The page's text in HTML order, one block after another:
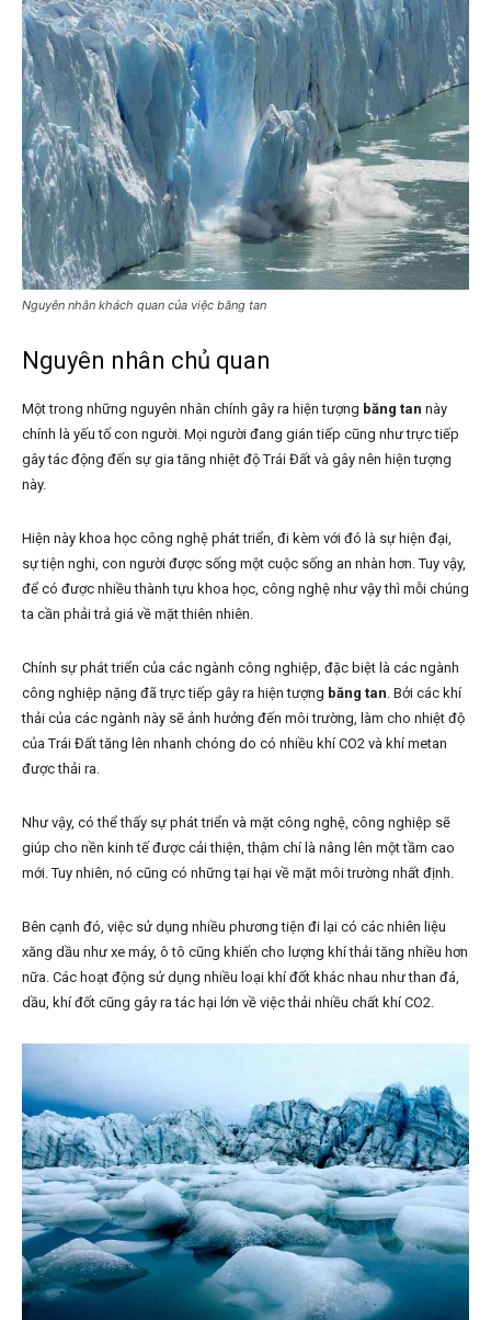
Nguyên nhân khách quan của việc băng tan
Nguyên nhân chủ quan
Một trong những nguyên nhân chính gây ra hiện tượng băng tan này
chính là yếu tố con người. Mọi người đang gián tiếp cũng như trực tiếp
gây tác động đến sự gia tăng nhiệt độ Trái Đất và gây nên hiện tượng
này.
Hiện này khoa học công nghệ phát triển, đi kèm với đó là sự hiện đại,
sự tiện nghi, con người được sống một cuộc sống an nhàn hơn. Tuy vậy,
để có được nhiều thành tựu khoa học, công nghệ như vậy thì mỗi chúng
ta cần phải trả giá về mặt thiên nhiên.
Chính sự phát triển của các ngành công nghiệp, đặc biệt là các ngành
công nghiệp nặng đã trực tiếp gây ra hiện tượng băng tan. Bởi các khí
thải của các ngành này sẽ ảnh hưởng đến môi trường, làm cho nhiệt độ
của Trái Đất tăng lên nhanh chóng do có nhiều khí CO2 và khí metan
được thải ra.
Như vậy, có thể thấy sự phát triển và mặt công nghệ, công nghiệp sẽ
giúp cho nền kinh tế được cải thiện, thậm chí là nâng lên một tầm cao
mới. Tuy nhiên, nó cũng có những tại hại về mặt môi trường nhất định.
Bên cạnh đó, việc sử dụng nhiều phương tiện đi lại có các nhiên liệu
xăng dầu như xe máy, ô tô cũng khiến cho lượng khí thải tăng nhiều hơn
nữa. Các hoạt động sử dụng nhiều loại khí đốt khác nhau như than đá,
dầu, khí đốt cũng gây ra tác hại lớn về việc thải nhiều chất khí CO2.